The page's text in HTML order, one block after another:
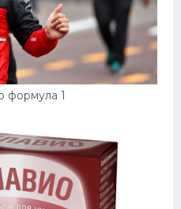
формула 1